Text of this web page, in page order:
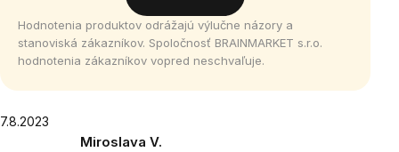
hviezdičiek.
Hodnotenia produktov odrážajú výlučne názory a
stanoviská zákazníkov. Spoločnosť BRAINMARKET s.r.o.
hodnotenia zákazníkov vopred neschvaľuje.
Výpis
Miroslava V.
7.8.2023